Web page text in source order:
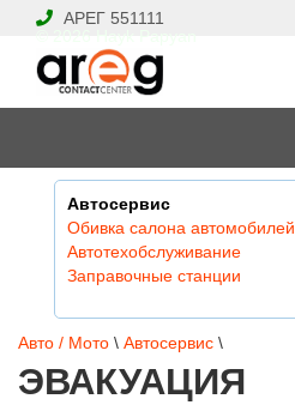
АРЕГ 551111
Автосервис
Обивка салона автомобилей
Автотехобслуживание
Заправочные станции
Авто / Мото \ Автосервис \
ЭВАКУАЦИЯ